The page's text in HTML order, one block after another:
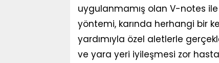
uygulanmamış olan V-notes
yöntemi, karında herhangi bir
yardımıyla özel aletlerle
ve yara yeri iyileşmesi zor